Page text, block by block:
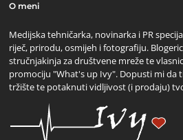
O meni
Medijska tehničarka, novinarka i PR
riječ, prirodu, osmijeh i fotografiju.
stručnjakinja za društvene mreže te
promociju "What's up Ivy". Dopusti mi da
tržište te potaknuti vidljivost (i prodaju)